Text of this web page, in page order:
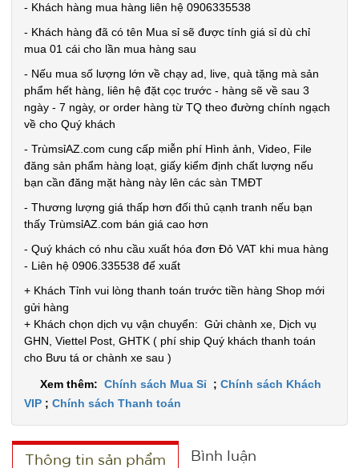
- Khách hàng mua hàng liên hệ 0906335538
- Khách hàng đã có tên Mua sỉ sẽ được tính giá sỉ dù chỉ
mua 01 cái cho lần mua hàng sau
- Nếu mua số lượng lớn về chạy ad, live, quà tặng mà sản
phẩm hết hàng, liên hệ đặt cọc trước - hàng sẽ về sau 3
ngày - 7 ngày, or order hàng từ TQ theo đường chính ngạch
về cho Quý khách
- TrùmsỉAZ.com cung cấp miễn phí Hình ảnh, Video, File
đăng sản phẩm hàng loạt, giấy kiểm định chất lượng nếu
bạn cần đăng mặt hàng này lên các sàn TMĐT
- Thương lượng giá thấp hơn đối thủ cạnh tranh nếu bạn
thấy TrùmsỉAZ.com bán giá cao hơn
- Quý khách có nhu cầu xuất hóa đơn Đỏ VAT khi mua hàng
- Liên hệ 0906.335538 để xuất
+ Khách Tỉnh vui lòng thanh toán trước tiền hàng Shop mới
gửi hàng
+ Khách chọn dịch vụ vận chuyển: Gửi chành xe, Dịch vụ
GHN, Viettel Post, GHTK ( phí ship Quý khách thanh toán
cho Bưu tá or chành xe sau )
Xem thêm: Chính sách Mua Sỉ ; Chính sách Khách
VIP ; Chính sách Thanh toán
Thông tin sản phẩm Bình luận
Test ,
Cân nặng :
0.3kg
Chuông
chống trộm
MÃ
000389